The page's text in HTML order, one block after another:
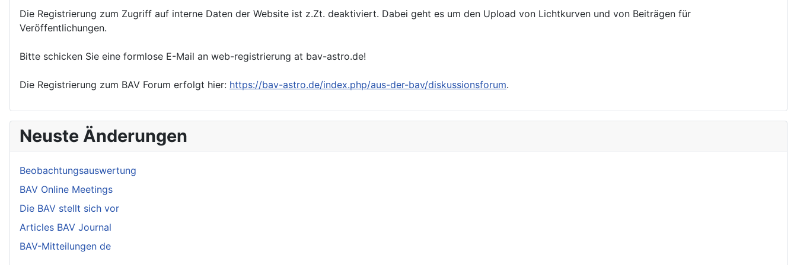
Die Registrierung zum Zugriff auf interne Daten der Website ist z.Zt. deaktiviert. Dabei geht es um den Upload von Lichtkurven und von Beiträgen für
Veröffentlichungen.
Bitte schicken Sie eine formlose E-Mail an web-registrierung at bav-astro.de!
Die Registrierung zum BAV Forum erfolgt hier: https://bav-astro.de/index.php/aus-der-bav/diskussionsforum.
Neuste Änderungen
Beobachtungsauswertung
BAV Online Meetings
Die BAV stellt sich vor
Articles BAV Journal
BAV-Mitteilungen de